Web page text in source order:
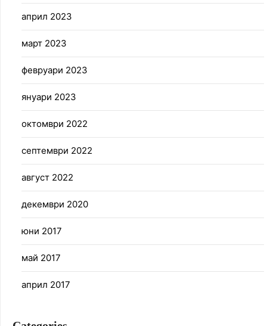
април 2023
март 2023
февруари 2023
януари 2023
октомври 2022
септември 2022
август 2022
декември 2020
юни 2017
май 2017
април 2017